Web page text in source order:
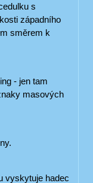
s
západního
směrem k
- jen tam
masových
vyskytuje hadec